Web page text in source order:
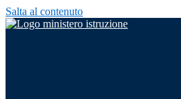
Salta al contenuto